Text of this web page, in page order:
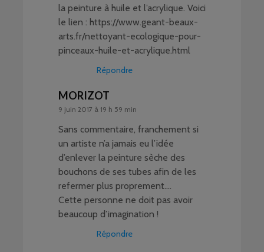
la peinture à huile et l’acrylique. Voici
le lien : https://www.geant-beaux-
arts.fr/nettoyant-ecologique-pour-
pinceaux-huile-et-acrylique.html
Répondre
MORIZOT
9 juin 2017 à 19 h 59 min
Sans commentaire, franchement si
un artiste n’a jamais eu l’idée
d’enlever la peinture sèche des
bouchons de ses tubes afin de les
refermer plus proprement….
Cette personne ne doit pas avoir
beaucoup d’imagination !
Répondre